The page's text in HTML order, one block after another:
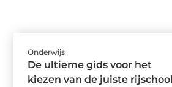
Onderwijs
De ultieme gids voor het
kiezen van de juiste rijschool